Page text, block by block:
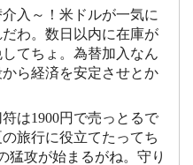
入～！米ドルが一気に
わ。数日以内に在庫が
てちょ。為替加入なん
ら経済を安定させとか
は1900円で売っとるで
旅行に役立てたってち
猛攻が始まるがね。守り